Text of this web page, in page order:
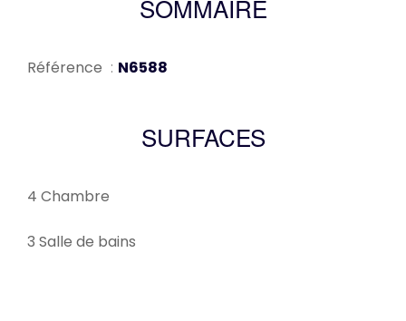
SOMMAIRE
Référence N6588
SURFACES
4 Chambre
3 Salle de bains